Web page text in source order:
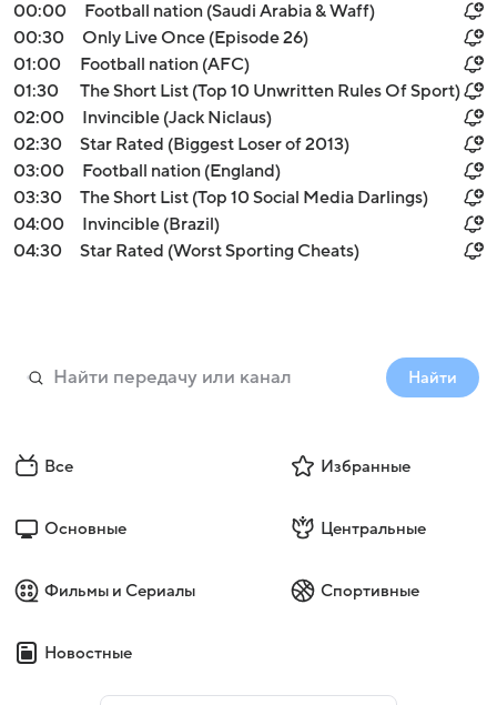
00:00
Football nation (Saudi Arabia & Waff)
00:30
Only Live Once (Episode 26)
01:00
Football nation (AFC)
01:30
The Short List (Top 10 Unwritten Rules Of Sport)
02:00
Invincible (Jack Niclaus)
02:30
Star Rated (Biggest Loser of 2013)
03:00
Football nation (England)
03:30
The Short List (Top 10 Social Media Darlings)
04:00
Invincible (Brazil)
04:30
Star Rated (Worst Sporting Cheats)
Найти
Все Избранные
Основные Центральные
Фильмы и Сериалы Спортивные
Новостные